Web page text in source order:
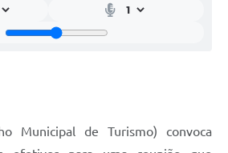
Municipal de Turismo) convoca